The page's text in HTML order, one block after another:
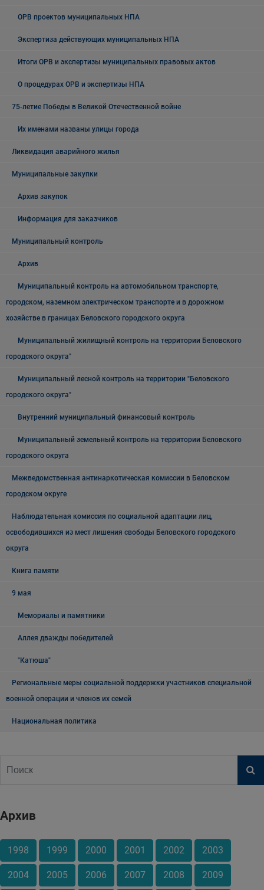
ОРВ проектов муниципальных НПА
Экспертиза действующих муниципальных НПА
Итоги ОРВ и экспертизы муниципальных правовых актов
О процедурах ОРВ и экспертизы НПА
75-летие Победы в Великой Отечественной войне
Их именами названы улицы города
Ликвидация аварийного жилья
Муниципальные закупки
Архив закупок
Информация для заказчиков
Муниципальный контроль
Архив
Муниципальный контроль на автомобильном транспорте,
городском, наземном электрическом транспорте и в дорожном
хозяйстве в границах Беловского городского округа
Муниципальный жилищный контроль на территории Беловского
городского округа"
Муниципальный лесной контроль на территории "Беловского
городского округа"
Внутренний муниципальный финансовый контроль
Муниципальный земельный контроль на территории Беловского
городского округа
Межведомственная антинаркотическая комиссии в Беловском
городском округе
Наблюдательная комиссия по социальной адаптации лиц,
освободившихся из мест лишения свободы Беловского городского
округа
Книга памяти
9 мая
Мемориалы и памятники
Аллея дважды победителей
"Катюша"
Региональные меры социальной поддержки участников специальной
военной операции и членов их семей
Национальная политика
Архив
1998 1999 2000 2001 2002 2003
2004 2005 2006 2007 2008 2009